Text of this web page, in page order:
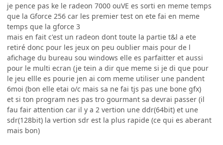
je pence pas ke le radeon 7000 ouVE es sorti en meme temps
que la Gforce 256 car les premier test on ete fai en meme
temps que la gforce 3
mais en fait c'est un radeon dont toute la partie t&l a ete
retiré donc pour les jeux on peu oublier mais pour de l
afichage du bureau sou windows elle es parfaitter et aussi
pour le multi ecran (je tein a dir que meme si je di que pour
le jeu ellle es pourie jen ai com meme utiliser une pandent
6moi (bon elle etai o/c mais sa ne fai tjs pas une bone gfx)
et si ton program nes pas tro gourmant sa devrai passer (il
fau fair attention car il y a 2 vertion une ddr(64bit) et une
sdr(128bit) la vertion sdr est la plus rapide (ce qui es aberant
mais bon)